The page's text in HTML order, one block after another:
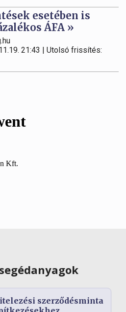
esetében is
ÁFA »
21:43 | Utolsó frissítés:
szerződésminta